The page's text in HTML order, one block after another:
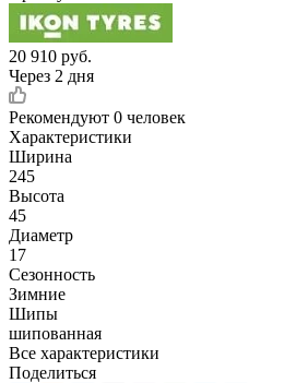
20 910 руб.
Через 2 дня
Рекомендуют 0 человек
Характеристики
Ширина
245
Высота
45
Диаметр
17
Сезонность
Зимние
Шипы
шипованная
Все характеристики
Поделиться